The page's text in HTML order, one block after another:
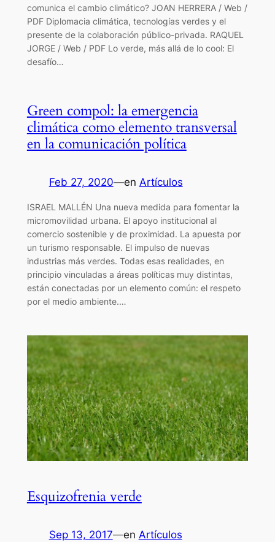
comunica el cambio climático? JOAN HERRERA / Web /
PDF Diplomacia climática, tecnologías verdes y el
presente de la colaboración público-privada. RAQUEL
JORGE / Web / PDF Lo verde, más allá de lo cool: El
desafío…
Green compol: la emergencia
climática como elemento transversal
en la comunicación política
Feb 27, 2020—en Artículos
ISRAEL MALLÉN Una nueva medida para fomentar la
micromovilidad urbana. El apoyo institucional al
comercio sostenible y de proximidad. La apuesta por
un turismo responsable. El impulso de nuevas
industrias más verdes. Todas esas realidades, en
principio vinculadas a áreas políticas muy distintas,
están conectadas por un elemento común: el respeto
por el medio ambiente.…
Esquizofrenia verde
Sep 13, 2017—en Artículos